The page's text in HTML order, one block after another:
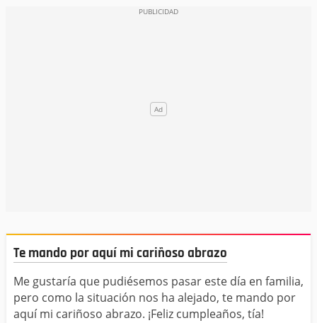
Te mando por aquí mi cariñoso abrazo
Me gustaría que pudiésemos pasar este día en familia,
pero como la situación nos ha alejado, te mando por
aquí mi cariñoso abrazo. ¡Feliz cumpleaños, tía!